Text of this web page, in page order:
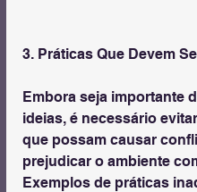
3. Práticas Que Devem
Embora seja importante
ideias, é necessário
que possam causar
prejudicar o ambiente
Exemplos de práticas